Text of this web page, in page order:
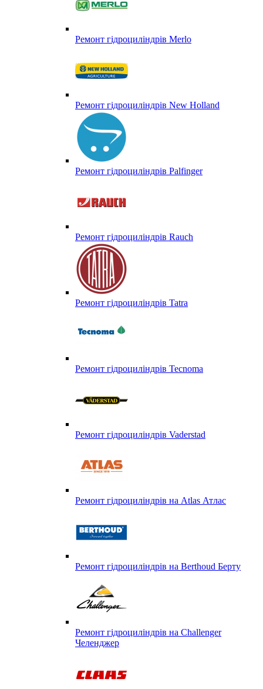
Ремонт гідроциліндрів Merlo
Ремонт гідроциліндрів New Holland
Ремонт гідроциліндрів Palfinger
Ремонт гідроциліндрів Rauch
Ремонт гідроциліндрів Tatra
Ремонт гідроциліндрів Tecnoma
Ремонт гідроциліндрів Vaderstad
Ремонт гідроциліндрів на Atlas Атлас
Ремонт гідроциліндрів на Berthoud Берту
Ремонт гідроциліндрів на Challenger
Челенджер